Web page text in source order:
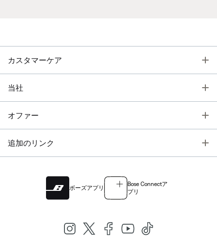
カスタマーケア
当社
オファー
追加のリンク
ボーズアプリ
Bose Connectア
プリ